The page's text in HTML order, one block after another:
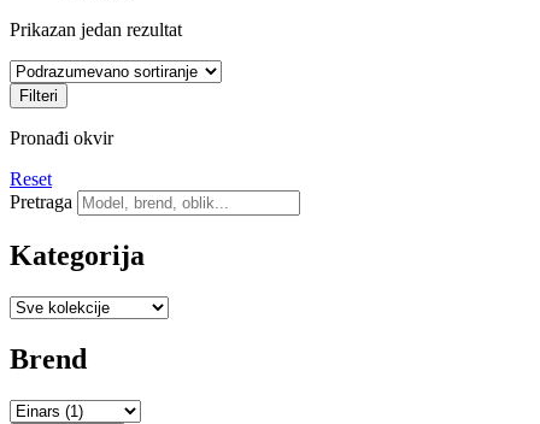
Prikazan jedan rezultat
Filteri
Pronađi okvir
Reset
Pretraga
Kategorija
Brend